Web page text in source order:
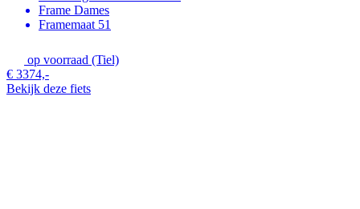
Frame Dames
Framemaat 51
op voorraad (Tiel)
€ 3374,-
Bekijk deze fiets